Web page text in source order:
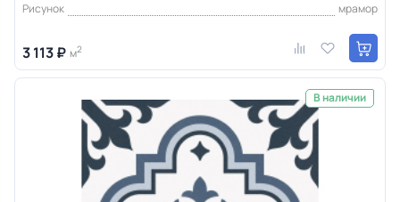
Рисунок
мрамор
3 113 ₽ м2
В наличии